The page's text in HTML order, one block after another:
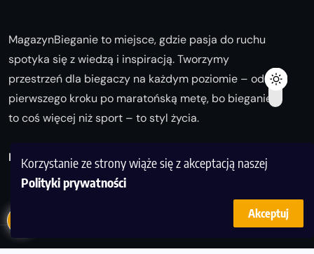
Korzystanie ze strony wiąże się z akceptacją naszej
Polityki prywatności
Akceptuj
MagazynBieganie to miejsce, gdzie pasja do ruchu
spotyka się z wiedzą i inspiracją. Tworzymy
przestrzeń dla biegaczy na każdym poziomie – od
pierwszego kroku po maratońską metę, bo bieganie
to coś więcej niż sport – to styl życia.
Biegaj z nami i odkrywaj swoją najlepszą wersję!